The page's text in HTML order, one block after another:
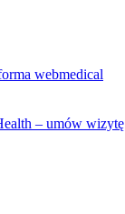
webmedical
– umów wizytę